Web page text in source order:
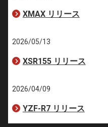
XMAX リリース
2026/05/13
XSR155 リリース
2026/04/09
YZF-R7 リリース